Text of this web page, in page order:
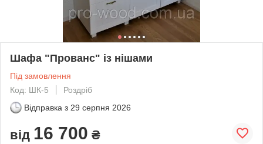
Шафа "Прованс" із нішами
Під замовлення
Код: ШК-5
Роздріб
Відправка з 29 серпня 2026
від 16 700 ₴